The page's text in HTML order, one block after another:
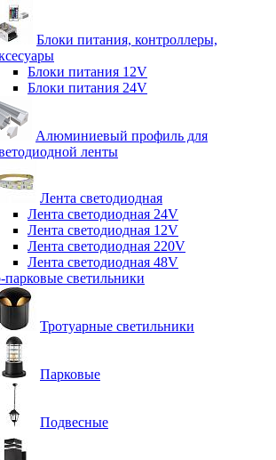
Блоки питания, контроллеры,
Блоки питания 12V
Блоки питания 24V
Алюминиевый профиль для
ленты
Лента светодиодная
Лента светодиодная 24V
Лента светодиодная 12V
Лента светодиодная 220V
Лента светодиодная 48V
парковые светильники
Тротуарные светильники
Парковые
Подвесные